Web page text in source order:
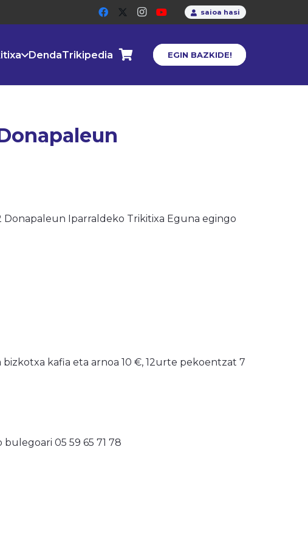
saioa hasi
DendaTrikipedia EGIN BAZKIDE!
Donapaleun Iparraldeko Trikitixa Eguna egingo
kafia eta arnoa 10 €, 12urte pekoentzat 7
05 59 65 71 78